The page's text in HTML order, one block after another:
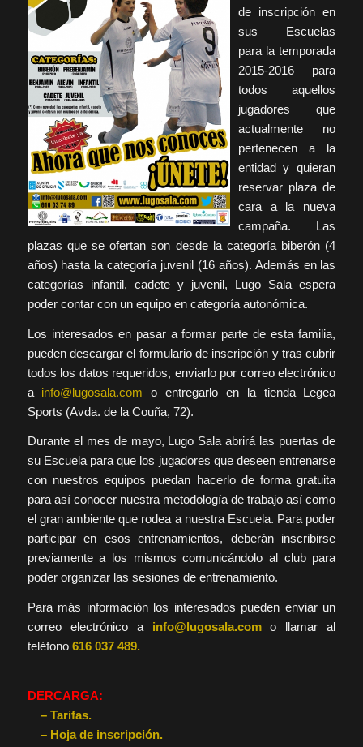
de inscripción en
sus Escuelas
para la temporada
2015-2016 para
todos aquellos
jugadores que
actualmente no
pertenecen a la
entidad y quieran
reservar plaza de
cara a la nueva
campaña. Las
plazas que se ofertan son desde la categoría biberón (4
años) hasta la categoría juvenil (16 años). Además en las
categorías infantil, cadete y juvenil, Lugo Sala espera
poder contar con un equipo en categoría autonómica.
Los interesados en pasar a formar parte de esta familia,
pueden descargar el formulario de inscripción y tras cubrir
todos los datos requeridos, enviarlo por correo electrónico
a info@lugosala.com o entregarlo en la tienda Legea
Sports (Avda. de la Couña, 72).
Durante el mes de mayo, Lugo Sala abrirá las puertas de
su Escuela para que los jugadores que deseen entrenarse
con nuestros equipos puedan hacerlo de forma gratuita
para así conocer nuestra metodología de trabajo así como
el gran ambiente que rodea a nuestra Escuela. Para poder
participar en esos entrenamientos, deberán inscribirse
previamente a los mismos comunicándolo al club para
poder organizar las sesiones de entrenamiento.
Para más información los interesados pueden enviar un
correo electrónico a info@lugosala.como llamar al
teléfono 616 037 489.
DERCARGA:
– Tarifas.
– Hoja de inscripción.